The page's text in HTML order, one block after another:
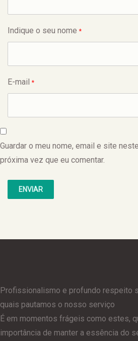
Indique o seu nome *
E-mail *
Guardar o meu nome, email e site
próxima vez que eu comentar.
Profissionalismo e profundo respeito
quais pautamos o nosso serviço
É em momentos frágeis como estes,
importância de manter a essência do